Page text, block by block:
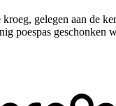
gelegen aan de
poespas geschonken